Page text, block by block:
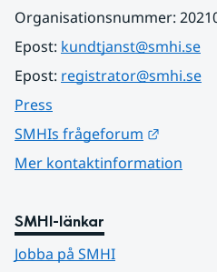
Organisationsnummer:
Epost: kundtjanst@smhi.se
Epost: registrator@smhi.se
Press
SMHIs frågeforum
Mer kontaktinformation
SMHI-länkar
Jobba på SMHI